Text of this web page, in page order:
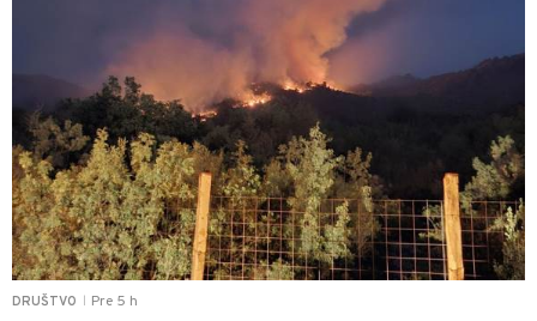
DRUŠTVO Pre 5 h